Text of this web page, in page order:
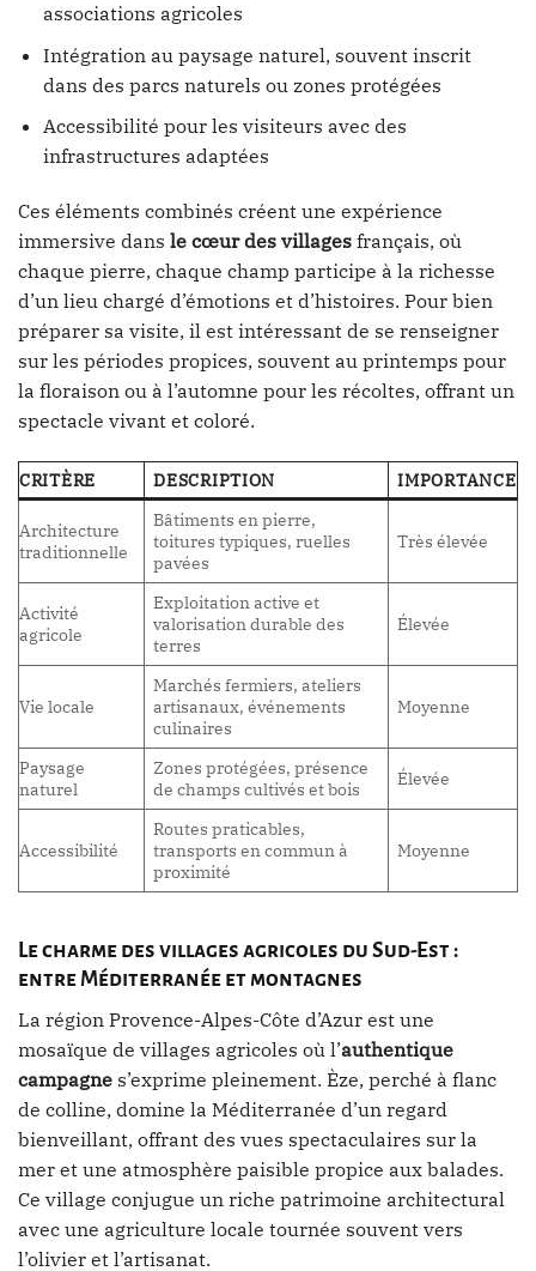
associations agricoles
Intégration au paysage naturel, souvent inscrit
dans des parcs naturels ou zones protégées
Accessibilité pour les visiteurs avec des
infrastructures adaptées
Ces éléments combinés créent une expérience
immersive dans le cœur des villages français, où
chaque pierre, chaque champ participe à la richesse
d’un lieu chargé d’émotions et d’histoires. Pour bien
préparer sa visite, il est intéressant de se renseigner
sur les périodes propices, souvent au printemps pour
la floraison ou à l’automne pour les récoltes, offrant un
spectacle vivant et coloré.
CRITÈRE DESCRIPTION IMPORTANCE
Architecture
traditionnelle
Bâtiments en pierre,
toitures typiques, ruelles
pavées
Très élevée
Activité
agricole
Exploitation active et
valorisation durable des
terres
Élevée
Vie locale
Marchés fermiers, ateliers
artisanaux, événements
culinaires
Moyenne
Paysage
naturel
Zones protégées, présence
de champs cultivés et bois
Élevée
Accessibilité
Routes praticables,
transports en commun à
proximité
Moyenne
Le charme des villages agricoles du Sud-Est :
entre Méditerranée et montagnes
La région Provence-Alpes-Côte d’Azur est une
mosaïque de villages agricoles où l’authentique
campagne s’exprime pleinement. Èze, perché à flanc
de colline, domine la Méditerranée d’un regard
bienveillant, offrant des vues spectaculaires sur la
mer et une atmosphère paisible propice aux balades.
Ce village conjugue un riche patrimoine architectural
avec une agriculture locale tournée souvent vers
l’olivier et l’artisanat.